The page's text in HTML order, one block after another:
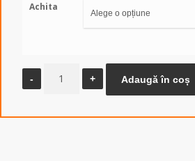
Achita
Cantitate
Adaugă în coș